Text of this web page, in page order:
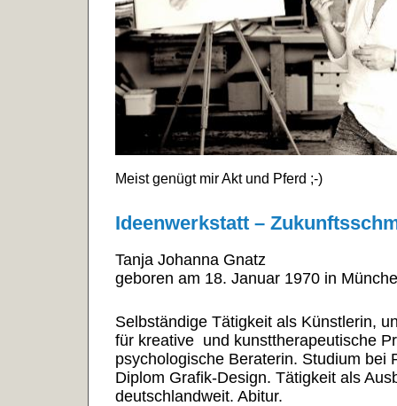
Meist genügt mir Akt und Pferd ;-)
Ideenwerkstatt –
Tanja Johanna Gnatz
geboren am 18. Januar 1970 in
Selbständige Tätigkeit als Künstlerin,
für kreative und kunsttherapeutische
psychologische Beraterin. Studium bei
Diplom Grafik-Design. Tätigkeit als
deutschlandweit. Abitur.